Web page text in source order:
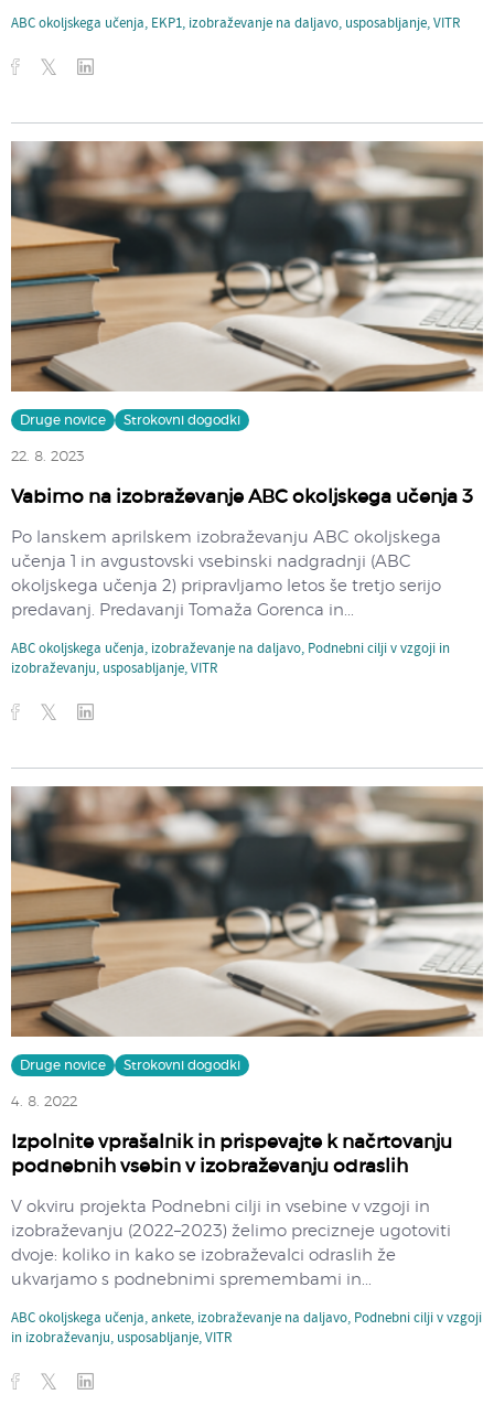
ABC okoljskega učenja, EKP1, izobraževanje na daljavo, usposabljanje,VITR
Druge novice Strokovni dogodki
22. 8. 2023
Vabimo na izobraževanje ABC okoljskega učenja 3
Po lanskem aprilskem izobraževanju ABC okoljskega
učenja 1 in avgustovski vsebinski nadgradnji (ABC
okoljskega učenja 2) pripravljamo letos še tretjo serijo
predavanj. Predavanji Tomaža Gorenca in...
ABC okoljskega učenja, izobraževanje na daljavo, Podnebni cilji v vzgoji in
izobraževanju, usposabljanje,VITR
Druge novice Strokovni dogodki
4. 8. 2022
Izpolnite vprašalnik in prispevajte k načrtovanju
podnebnih vsebin v izobraževanju odraslih
V okviru projekta Podnebni cilji in vsebine v vzgoji in
izobraževanju (2022–2023) želimo precizneje ugotoviti
dvoje: koliko in kako se izobraževalci odraslih že
ukvarjamo s podnebnimi spremembami in...
ABC okoljskega učenja,ankete, izobraževanje na daljavo, Podnebni cilji v vzgoji
in izobraževanju, usposabljanje,VITR